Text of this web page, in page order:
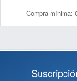
Compra mínima: